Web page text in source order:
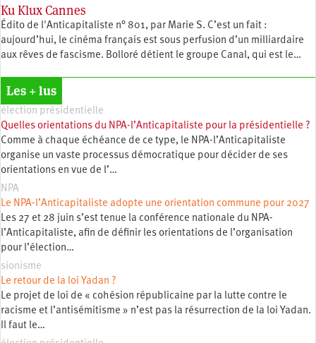
Ku Klux Cannes
Édito de l'Anticapitaliste n° 801, par Marie S. C’est un fait :
aujourd’hui, le cinéma français est sous perfusion d’un milliardaire
aux rêves de fascisme. Bolloré détient le groupe Canal, qui est le…
Les + lus
élection présidentielle
Quelles orientations du NPA-l’Anticapitaliste pour la présidentielle ?
Comme à chaque échéance de ce type, le NPA-l’Anticapitaliste
organise un vaste processus démocratique pour décider de ses
orientations en vue de l’…
NPA
Le NPA-l’Anticapitaliste adopte une orientation commune pour 2027
Les 27 et 28 juin s’est tenue la conférence nationale du NPA-
l’Anticapitaliste, afin de définir les orientations de l’organisation
pour l’élection…
sionisme
Le retour de la loi Yadan ?
Le projet de loi de « cohésion républicaine par la lutte contre le
racisme et l’antisémitisme » n’est pas la résurrection de la loi Yadan.
Il faut le…